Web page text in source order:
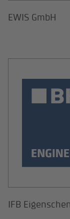
EWIS GmbH
IFB